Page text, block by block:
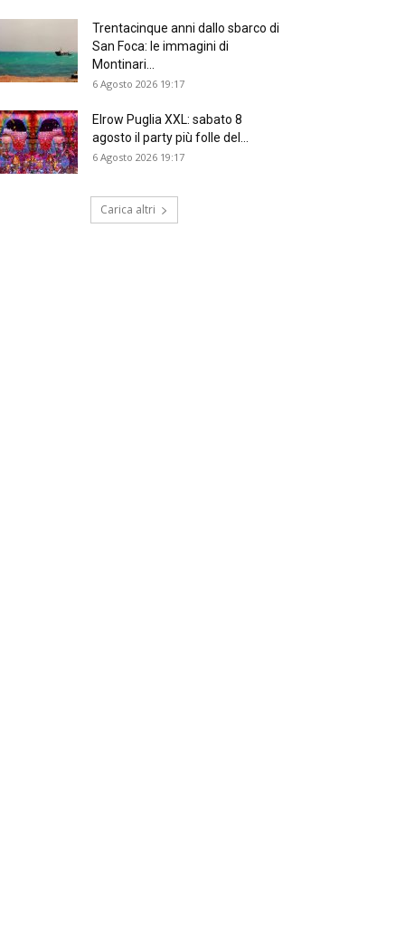
Trentacinque anni dallo sbarco di
San Foca: le immagini di
Montinari...
6 Agosto 2026 19:17
Elrow Puglia XXL: sabato 8
agosto il party più folle del...
6 Agosto 2026 19:17
Carica altri